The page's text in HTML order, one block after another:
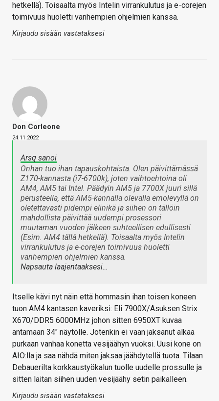
hetkellä). Toisaalta myös Intelin virrankulutus ja e-corejen
toimivuus huoletti vanhempien ohjelmien kanssa.
Kirjaudu sisään vastataksesi
Don Corleone
24.11.2022
Arsq sanoi
Onhan tuo ihan tapauskohtaista. Olen päivittämässä
Z170-kannasta (i7-6700k), joten vaihtoehtoina oli
AM4, AM5 tai Intel. Päädyin AM5 ja 7700X juuri sillä
perusteella, että AM5-kannalla olevalla emolevyllä on
oletettavasti pidempi elinikä ja siihen on tällöin
mahdollista päivittää uudempi prosessori
muutaman vuoden jälkeen suhteellisen edullisesti
(Esim. AM4 tällä hetkellä). Toisaalta myös Intelin
virrankulutus ja e-corejen toimivuus huoletti
vanhempien ohjelmien kanssa.
Napsauta laajentaaksesi…
Itselle kävi nyt näin että hommasin ihan toisen koneen
tuon AM4 kantasen kaveriksi: Eli 7900X/Asuksen Strix
X670/DDR5 6000MHz johon sitten 6950XT kuvaa
antamaan 34" näytölle. Jotenkin ei vaan jaksanut alkaa
purkaan vanhaa konetta vesijäähyn vuoksi. Uusi kone on
AIO:lla ja saa nähdä miten jaksaa jäähdytellä tuota. Tilaan
Debauerilta korkkaustyökalun tuolle uudelle prossulle ja
sitten laitan siihen uuden vesijäähy setin paikalleen.
Kirjaudu sisään vastataksesi